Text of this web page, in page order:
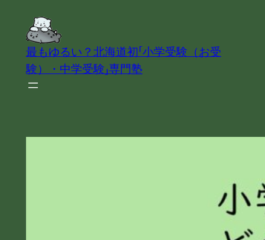
最もゆるい？北海道初「小学受験（お受
験）・中学受験」専門塾